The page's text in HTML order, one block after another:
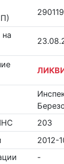
203
2012-
-